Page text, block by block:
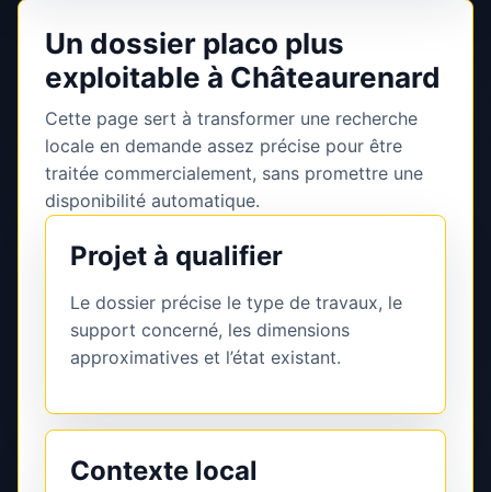
Un dossier placo plus
exploitable à Châteaurenard
Cette page sert à transformer une recherche
locale en demande assez précise pour être
traitée commercialement, sans promettre une
disponibilité automatique.
Projet à qualifier
Le dossier précise le type de travaux, le
support concerné, les dimensions
approximatives et l’état existant.
Contexte local